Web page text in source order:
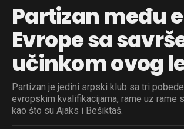
Partizan među
Evrope sa
učinkom ovog
Partizan je jedini srpski klub sa tri
evropskim kvalifikacijama, rame uz rame
kao što su Ajaks i Bešiktaš.